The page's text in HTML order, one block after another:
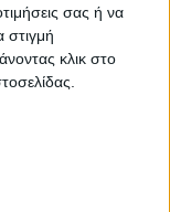
σας ή να
κλικ στο
ο γενικός
και
και